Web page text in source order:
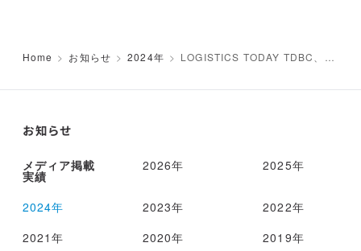
Home お知らせ 2024年
LOGISTICS TODAY TDBC、荷
お知らせ
メディア掲載
実績
2026年 2025年
2024年 2023年
2022年
2021年
2020年
2019年